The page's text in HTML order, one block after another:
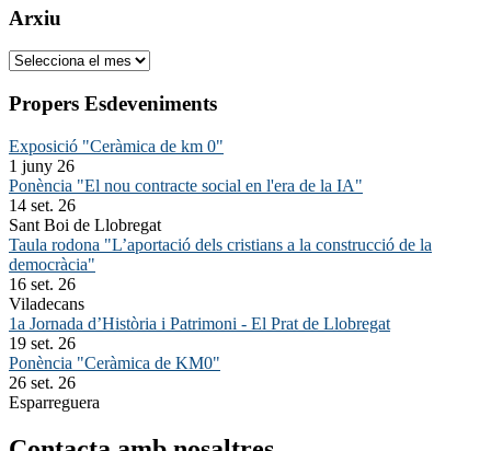
Arxiu
Arxiu
Propers Esdeveniments
Exposició "Ceràmica de km 0"
1 juny 26
Ponència "El nou contracte social en l'era de la IA"
14 set. 26
Sant Boi de Llobregat
Taula rodona "L’aportació dels cristians a la construcció de la
democràcia"
16 set. 26
Viladecans
1a Jornada d’Història i Patrimoni - El Prat de Llobregat
19 set. 26
Ponència "Ceràmica de KM0"
26 set. 26
Esparreguera